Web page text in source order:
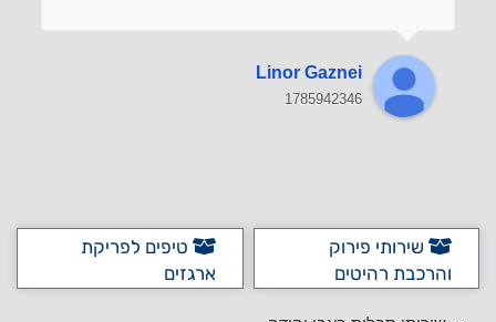
Linor Gaznei
1785942346
שירותי פירוק
והרכבת רהיטים
טיפים לפריקת
ארגזים